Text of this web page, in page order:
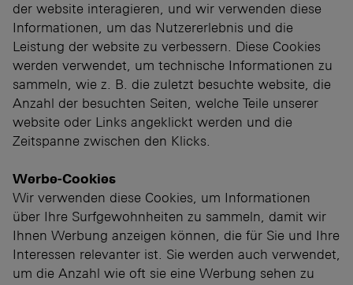
der website interagieren, und wir verwenden diese
Informationen, um das Nutzererlebnis und die
Leistung der website zu verbessern. Diese Cookies
werden verwendet, um technische Informationen zu
sammeln, wie z. B. die zuletzt besuchte website, die
Anzahl der besuchten Seiten, welche Teile unserer
website oder Links angeklickt werden und die
Zeitspanne zwischen den Klicks.
Werbe-Cookies
Wir verwenden diese Cookies, um Informationen
über Ihre Surfgewohnheiten zu sammeln, damit wir
Ihnen Werbung anzeigen können, die für Sie und Ihre
Interessen relevanter ist. Sie werden auch verwendet,
um die Anzahl wie oft sie eine Werbung sehen zu